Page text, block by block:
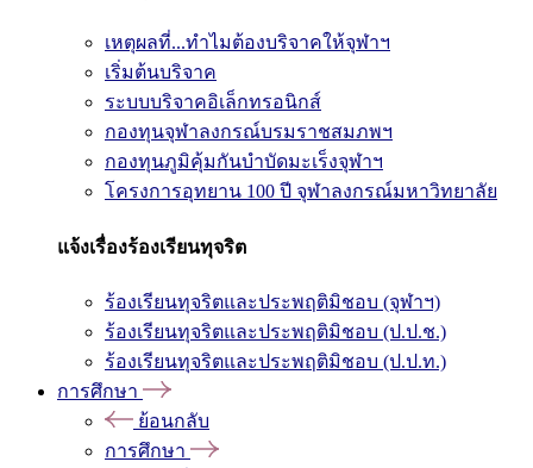
เหตุผลที่...ทำไมต้องบริจาคให้จุฬาฯ
เริ่มต้นบริจาค
ระบบบริจาคอิเล็กทรอนิกส์
กองทุนจุฬาลงกรณ์บรมราชสมภพฯ
กองทุนภูมิคุ้มกันบำบัดมะเร็งจุฬาฯ
โครงการอุทยาน 100 ปี จุฬาลงกรณ์มหาวิทยาลัย
แจ้งเรื่องร้องเรียนทุจริต
ร้องเรียนทุจริตและประพฤติมิชอบ (จุฬาฯ)
ร้องเรียนทุจริตและประพฤติมิชอบ (ป.ป.ช.)
ร้องเรียนทุจริตและประพฤติมิชอบ (ป.ป.ท.)
การศึกษา
ย้อนกลับ
การศึกษา